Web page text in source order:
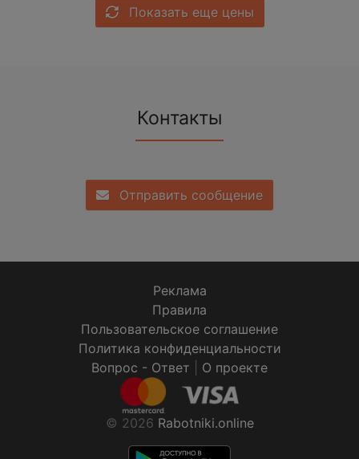
Показать еще цены
Контакты
Отправить сообщение
Реклама
Правила
Пользовательское соглашение
Политика конфиденциальности
Вопрос - Ответ
О проекте
© 2026 Rabotniki.online